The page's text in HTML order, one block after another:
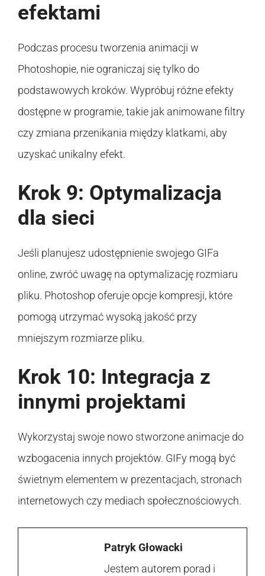
efektami
Podczas procesu tworzenia animacji w
Photoshopie, nie ograniczaj się tylko do
podstawowych kroków. Wypróbuj różne efekty
dostępne w programie, takie jak animowane filtry
czy zmiana przenikania między klatkami, aby
uzyskać unikalny efekt.
Krok 9: Optymalizacja
dla sieci
Jeśli planujesz udostępnienie swojego GIFa
online, zwróć uwagę na optymalizację rozmiaru
pliku. Photoshop oferuje opcje kompresji, które
pomogą utrzymać wysoką jakość przy
mniejszym rozmiarze pliku.
Krok 10: Integracja z
innymi projektami
Wykorzystaj swoje nowo stworzone animacje do
wzbogacenia innych projektów. GIFy mogą być
świetnym elementem w prezentacjach, stronach
internetowych czy mediach społecznościowych.
Patryk Głowacki
Jestem autorem porad i